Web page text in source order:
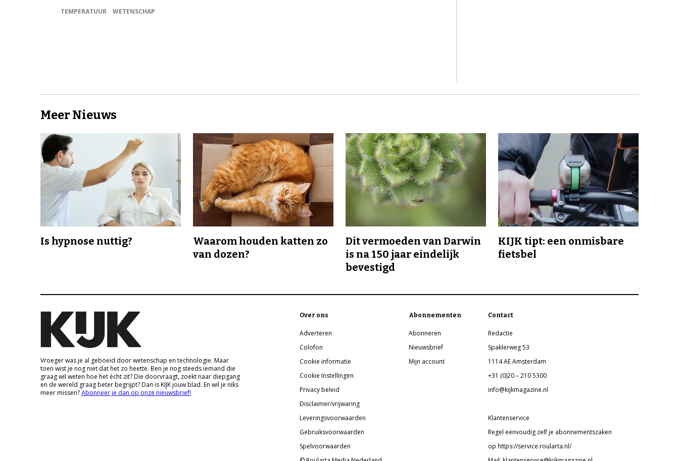
TEMPERATUUR WETENSCHAP
Meer Nieuws
Is hypnose nuttig?
Waarom houden katten zo
van dozen?
Dit vermoeden van Darwin
is na 150 jaar eindelijk
bevestigd
KIJK tipt: een onmisbare
fietsbel
Vroeger was je al geboeid door wetenschap en technologie. Maar
toen wist je nog niet dat het zo heette. Ben je nog steeds iemand die
graag wil weten hoe het écht zit? Die doorvraagt, zoekt naar diepgang
en de wereld graag beter begrijpt? Dan is KIJK jouw blad. En wil je niks
meer missen?Abonneer je dan op onze nieuwsbrief!
Over ons
Adverteren
Colofon
Cookie informatie
Cookie Instellingen
Privacy beleid
Disclaimer/vrijwaring
Leveringsvoorwaarden
Gebruiksvoorwaarden
Spelvoorwaarden
Abonnementen
Abonneren
Nieuwsbrief
Mijn account
Contact
Redactie
Spaklerweg 53
1114 AE Amsterdam
+31 (0)20 – 210 5300
info@kijkmagazine.nl
Klantenservice
Regel eenvoudig zelf je abonnementszaken
op https://service.roularta.nl/